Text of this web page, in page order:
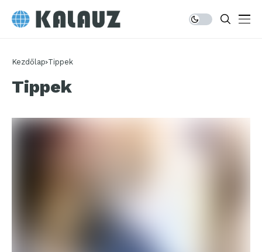
Kezdőlap Tippek
Tippek